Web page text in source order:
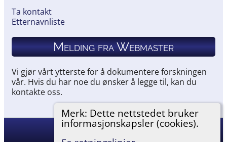
Merk: Dette nettstedet bruker
informasjonskapsler (cookies).
Ta kontakt
Etternavnliste
Melding fra Webmaster
Vi gjør vårt ytterste for å dokumentere forskningen
vår. Hvis du har noe du ønsker å legge til, kan du
kontakte oss.
Hemneslekt 2026